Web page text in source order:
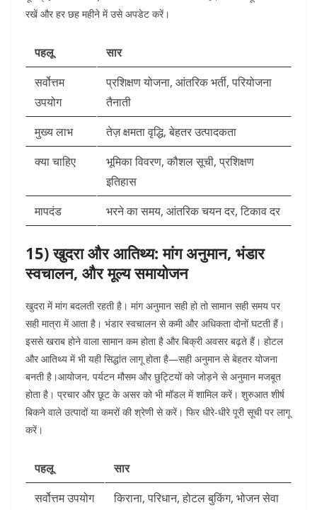
रखें और हर छह महीने में उसे अपडेट करें।
पहलू
सार
सर्वोत्तम
उपयोग
प्रशिक्षण योजना, आंतरिक भर्ती, परियोजना
तैनाती
मुख्य लाभ
तेज़ क्षमता वृद्धि, बेहतर उत्पादकता
क्या चाहिए
भूमिका विवरण, कौशल सूची, प्रशिक्षण
इतिहास
मापदंड
भरने का समय, आंतरिक चयन दर, टिकाव दर
15) खुदरा और आतिथ्य: मांग अनुमान, भंडार
स्वचालन, और मूल्य समायोजन
खुदरा में मांग बदलती रहती है। मांग अनुमान सही हो तो सामान सही समय पर
सही मात्रा में आता है। भंडार स्वचालन से कमी और अधिकता दोनों घटती हैं।
इससे खराब होने वाला सामान कम होता है और बिक्री अवसर बढ़ते हैं। होटल
और आतिथ्य में भी यही सिद्धांत लागू होता है—सही अनुमान से बेहतर योजना
बनती है।आयोजन, पर्यटन मौसम और छुट्टियों को जोड़ने से अनुमान मजबूत
होता है। प्रचार और छूट के असर को भी मॉडल में शामिल करें। शुरुआत शीर्ष
बिकने वाले उत्पादों या कमरों की श्रेणी से करें। फिर धीरे-धीरे पूरी सूची पर लागू
करें।
पहलू
सार
सर्वोत्तम उपयोग
किराना, परिधान, होटल बुकिंग, भोजन सेवा